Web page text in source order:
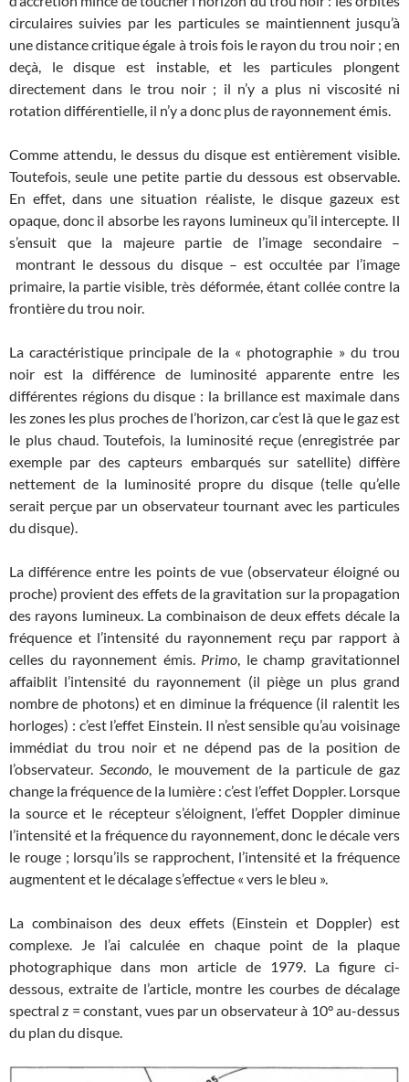
circulaires suivies par les particules se maintiennent jusqu’à
une distance critique égale à trois fois le rayon du trou noir ; en
deçà, le disque est instable, et les particules plongent
directement dans le trou noir ; il n’y a plus ni viscosité ni
rotation différentielle, il n’y a donc plus de rayonnement émis.
Comme attendu, le dessus du disque est entièrement visible.
Toutefois, seule une petite partie du dessous est observable.
En effet, dans une situation réaliste, le disque gazeux est
opaque, donc il absorbe les rayons lumineux qu’il intercepte. Il
s’ensuit que la majeure partie de l’image secondaire –
montrant le dessous du disque – est occultée par l’image
primaire, la partie visible, très déformée, étant collée contre la
frontière du trou noir.
La caractéristique principale de la « photographie » du trou
noir est la différence de luminosité apparente entre les
différentes régions du disque : la brillance est maximale dans
les zones les plus proches de l’horizon, car c’est là que le gaz est
le plus chaud. Toutefois, la luminosité reçue (enregistrée par
exemple par des capteurs embarqués sur satellite) diffère
nettement de la luminosité propre du disque (telle qu’elle
serait perçue par un observateur tournant avec les particules
du disque).
La différence entre les points de vue (observateur éloigné ou
proche) provient des effets de la gravitation sur la propagation
des rayons lumineux. La combinaison de deux effets décale la
fréquence et l’intensité du rayonnement reçu par rapport à
celles du rayonnement émis. Primo, le champ gravitationnel
affaiblit l’intensité du rayonnement (il piège un plus grand
nombre de photons) et en diminue la fréquence (il ralentit les
horloges) : c’est l’effet Einstein. Il n’est sensible qu’au voisinage
immédiat du trou noir et ne dépend pas de la position de
l’observateur. Secondo, le mouvement de la particule de gaz
change la fréquence de la lumière : c’est l’effet Doppler. Lorsque
la source et le récepteur s’éloignent, l’effet Doppler diminue
l’intensité et la fréquence du rayonnement, donc le décale vers
le rouge ; lorsqu’ils se rapprochent, l’intensité et la fréquence
augmentent et le décalage s’effectue « vers le bleu ».
La combinaison des deux effets (Einstein et Doppler) est
complexe. Je l’ai calculée en chaque point de la plaque
photographique dans mon article de 1979. La figure ci-
dessous, extraite de l’article, montre les courbes de décalage
spectral z = constant, vues par un observateur à 10° au-dessus
du plan du disque.